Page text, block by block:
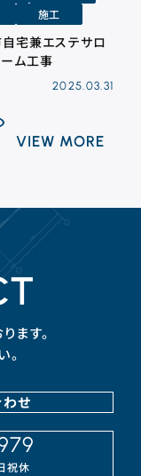
施工
宅兼エステサロ
ーム工事
2025.03.31
VIEW MORE
ます。
。
せ
祝休